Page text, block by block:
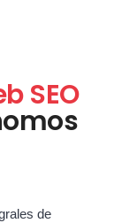
SEO
de